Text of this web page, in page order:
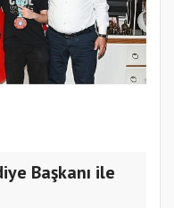
Başkanı ile